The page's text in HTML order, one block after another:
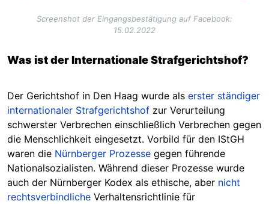
Screenshot der Eingangsbestätigung auf Facebook:
15.02.2022
Was ist der Internationale Strafgerichtshof?
Der Gerichtshof in Den Haag wurde als erster ständiger
internationaler Strafgerichtshof zur Verurteilung
schwerster Verbrechen einschließlich Verbrechen gegen
die Menschlichkeit eingesetzt. Vorbild für den IStGH
waren die Nürnberger Prozesse gegen führende
Nationalsozialisten. Während dieser Prozesse wurde
auch der Nürnberger Kodex als ethische, aber nicht
rechtsverbindliche Verhaltensrichtlinie für